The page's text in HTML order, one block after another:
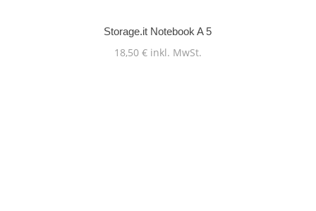
Storage.it Notebook A 5
18,50 € inkl. MwSt.